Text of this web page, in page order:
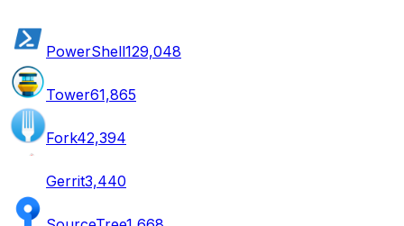
PowerShell129,048
Tower61,865
Fork42,394
Gerrit3,440